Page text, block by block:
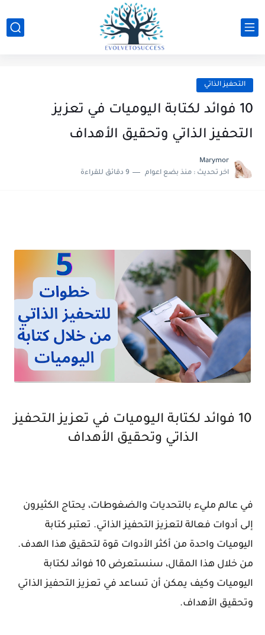
التحفيز الذاتي
10 فوائد لكتابة اليوميات في تعزيز
التحفيز الذاتي وتحقيق الأهداف
Marymor
اخر تحديث : منذ بضع اعوام 9 دقائق للقراءة
10 فوائد لكتابة اليوميات في تعزيز التحفيز
الذاتي وتحقيق الأهداف
في عالم مليء بالتحديات والضغوطات، يحتاج الكثيرون
إلى أدوات فعالة لتعزيز التحفيز الذاتي. تعتبر كتابة
اليوميات واحدة من أكثر الأدوات قوة لتحقيق هذا الهدف.
من خلال هذا المقال، سنستعرض 10 فوائد لكتابة
اليوميات وكيف يمكن أن تساعد في تعزيز التحفيز الذاتي
وتحقيق الأهداف.